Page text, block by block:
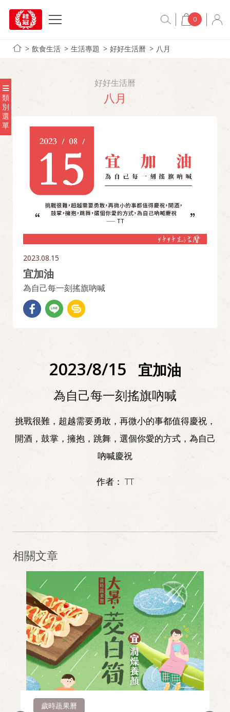
0
飲食生活 生活專題 好好生活曆 八月
類
別
選
單
好好生活曆
八月
2023.08.15
宜加油
為自己每一刻搖旗吶喊
2023/8/15 宜加油
為自己每一刻搖旗吶喊
挑戰很難，超越需要勇敢，再微小的事都值得慶祝，
開酒，鼓掌，擁抱，跳舞，選個你愛的方式，為自己
吶喊慶祝
作者： TT
相關文章
歲時蔬果曆